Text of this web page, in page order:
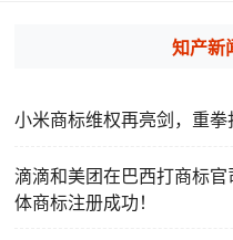
知产新
小米商标维权再亮剑，重拳
滴滴和美团在巴西打商标官
体商标注册成功！